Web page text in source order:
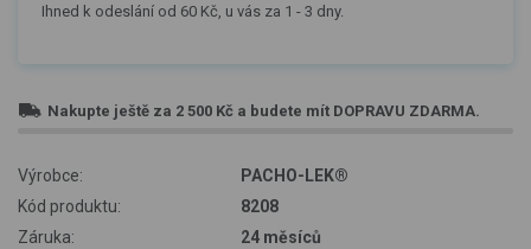
Ihned k odeslání od 60 Kč, u vás za 1 - 3 dny.
Nakupte ještě za 2 500 Kč a budete mít DOPRAVU ZDARMA.
Výrobce:
PACHO-LEK®
Kód produktu:
8208
Záruka:
24 měsíců